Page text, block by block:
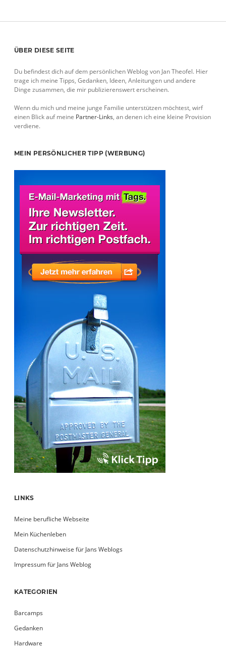
Sidebar
ÜBER DIESE SEITE
Du befindest dich auf dem persönlichen Weblog von Jan Theofel. Hier
trage ich meine Tipps, Gedanken, Ideen, Anleitungen und andere
Dinge zusammen, die mir publizierenswert erscheinen.
Wenn du mich und meine junge Familie unterstützen möchtest, wirf
einen Blick auf meine Partner-Links, an denen ich eine kleine Provision
verdiene.
MEIN PERSÖNLICHER TIPP (WERBUNG)
LINKS
Meine berufliche Webseite
Mein Küchenleben
Datenschutzhinweise für Jans Weblogs
Impressum für Jans Weblog
KATEGORIEN
Barcamps
Gedanken
Hardware